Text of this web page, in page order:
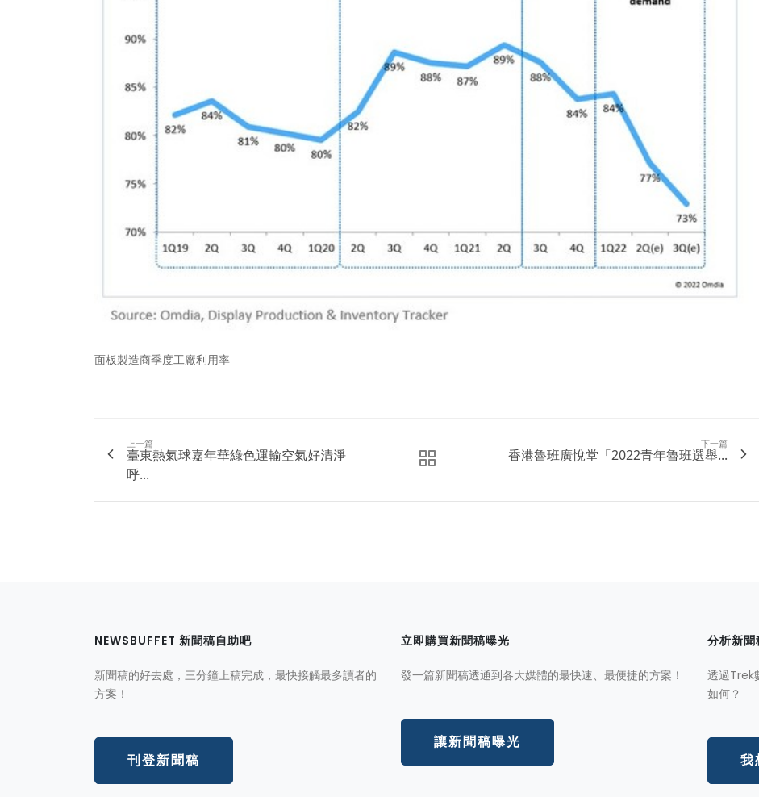
面板製造商季度工廠利用率
上一篇
臺東熱氣球嘉年華綠色運輸空氣好清淨
呼...
下一篇
香港魯班廣悅堂「2022青年魯班選舉...
NEWSBUFFET 新聞稿自助吧
新聞稿的好去處，三分鐘上稿完成，最快接觸最多讀者的
方案！
刊登新聞稿
立即購買新聞稿曝光
發一篇新聞稿透通到各大媒體的最快速、最便捷的方案！
讓新聞稿曝光
分析新
透過Trek
如何？
我